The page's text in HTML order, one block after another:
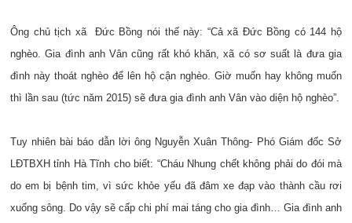
Ông chủ tịch xã Đức Bồng nói thế này: “Cả xã Đức Bồng có 144 hộ
nghèo. Gia đình anh Vân cũng rất khó khăn, xã có sơ suất là đưa gia
đình này thoát nghèo để lên hộ cận nghèo. Giờ muốn hay không muốn
thì lần sau (tức năm 2015) sẽ đưa gia đình anh Vân vào diện hộ nghèo”.
Tuy nhiên bài báo dẫn lời ông Nguyễn Xuân Thông- Phó Giám đốc Sở
LĐTBXH tỉnh Hà Tĩnh cho biết: “Cháu Nhung chết không phải do đói mà
do em bị bệnh tim, vì sức khỏe yếu đã đâm xe đạp vào thành cầu rơi
xuống sông. Do vậy sẽ cấp chi phí mai táng cho gia đình… Gia đình anh